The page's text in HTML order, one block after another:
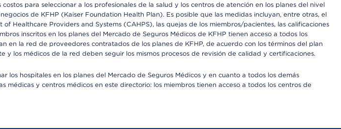
para seleccionar a los profesionales de la salud y los centros de atención en los planes del nivel
de KFHP (Kaiser Foundation Health Plan). Es posible que las medidas incluyan, entre otras, el
Healthcare Providers and Systems (CAHPS), las quejas de los miembros/pacientes, las calificaciones
inscritos en los planes del Mercado de Seguros Médicos de KFHP tienen acceso a todos los
la red de proveedores contratados de los planes de KFHP, de acuerdo con los términos del plan
los médicos de la red deben seguir los mismos procesos de revisión de calidad y certificaciones.
los hospitales en los planes del Mercado de Seguros Médicos y en cuanto a todos los demás
y centros médicos en este directorio: los miembros tienen acceso a todos los centros de